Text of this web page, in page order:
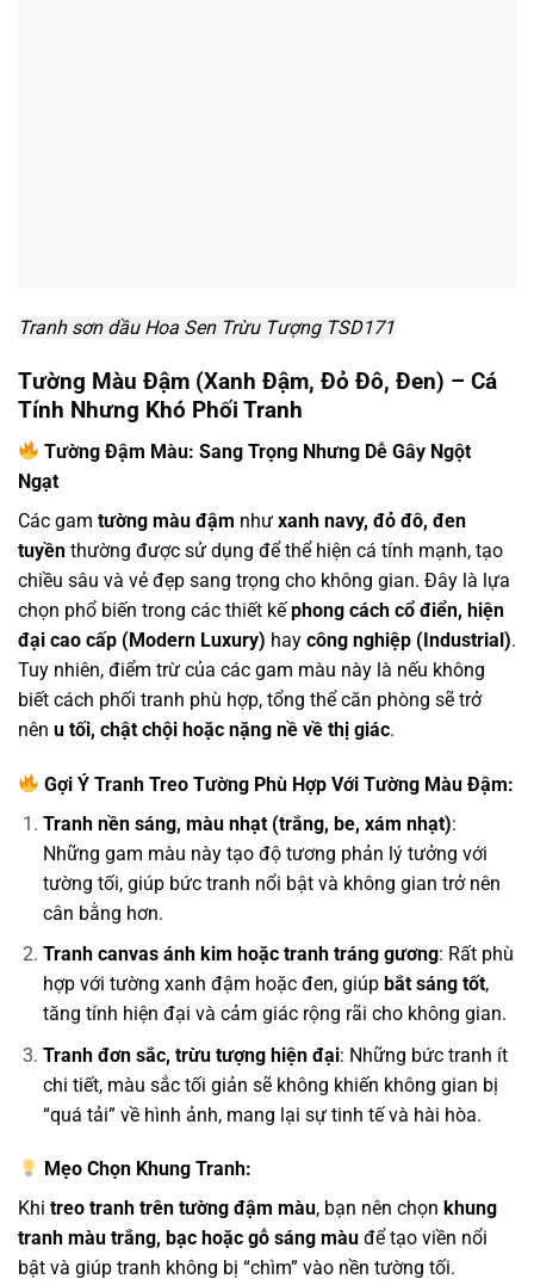
Tranh sơn dầu Hoa Sen Trừu Tượng TSD171
Tường Màu Đậm (Xanh Đậm, Đỏ Đô, Đen) – Cá
Tính Nhưng Khó Phối Tranh
Tường Đậm Màu: Sang Trọng Nhưng Dễ Gây Ngột
Ngạt
Các gam tường màu đậm như xanh navy, đỏ đô, đen
tuyền thường được sử dụng để thể hiện cá tính mạnh, tạo
chiều sâu và vẻ đẹp sang trọng cho không gian. Đây là lựa
chọn phổ biến trong các thiết kếphong cách cổ điển, hiện
đại cao cấp (Modern Luxury) hay công nghiệp (Industrial).
Tuy nhiên, điểm trừ của các gam màu này là nếu không
biết cách phối tranh phù hợp, tổng thể căn phòng sẽ trở
nên u tối, chật chội hoặc nặng nề về thị giác.
Gợi Ý Tranh Treo Tường Phù Hợp Với Tường Màu Đậm:
Tranh nền sáng, màu nhạt (trắng, be, xám nhạt):
Những gam màu này tạo độ tương phản lý tưởng với
tường tối, giúp bức tranh nổi bật và không gian trở nên
cân bằng hơn.
Tranh canvas ánh kim hoặc tranh tráng gương: Rất phù
hợp với tường xanh đậm hoặc đen, giúp bắt sáng tốt,
tăng tính hiện đại và cảm giác rộng rãi cho không gian.
Tranh đơn sắc, trừu tượng hiện đại: Những bức tranh ít
chi tiết, màu sắc tối giản sẽ không khiến không gian bị
“quá tải” về hình ảnh, mang lại sự tinh tế và hài hòa.
Mẹo Chọn Khung Tranh:
Khi treo tranh trên tường đậm màu, bạn nên chọn khung
tranh màu trắng, bạc hoặc gỗ sáng màu để tạo viền nổi
bật và giúp tranh không bị “chìm” vào nền tường tối.